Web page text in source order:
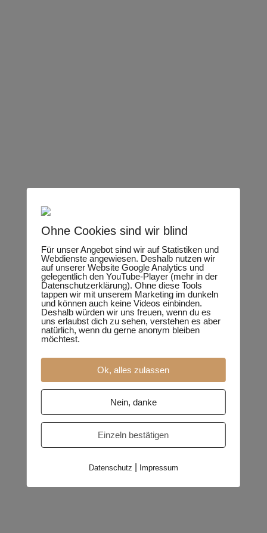
Ohne Cookies sind wir blind
Für unser Angebot sind wir auf Statistiken und
Webdienste angewiesen. Deshalb nutzen wir
auf unserer Website Google Analytics und
gelegentlich den YouTube-Player (mehr in der
Datenschutzerklärung). Ohne diese Tools
tappen wir mit unserem Marketing im dunkeln
und können auch keine Videos einbinden.
Deshalb würden wir uns freuen, wenn du es
uns erlaubst dich zu sehen, verstehen es aber
natürlich, wenn du gerne anonym bleiben
möchtest.
Ok, alles zulassen
Nein, danke
Einzeln bestätigen
Datenschutz Impressum